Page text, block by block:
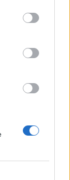
75 εκατ.
μου να
ΝΒΑ Europe με τη
Η διευκρινιστική
έκανε